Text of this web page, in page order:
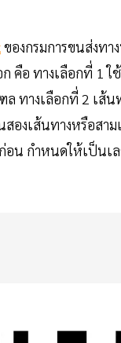
ของกรมการขนส่งทา
คือ ทางเลือกที่ 1
ทางเลือกที่ 2 เส้น
องเส้นทางหรือส
อน กำหนดให้เป็นเ